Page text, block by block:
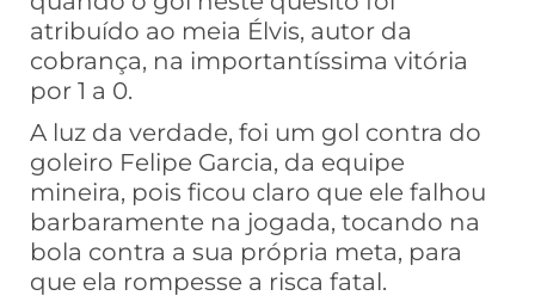
atribuído ao meia Élvis, autor da
cobrança, na importantíssima vitória
por 1 a 0.
A luz da verdade, foi um gol contra do
goleiro Felipe Garcia, da equipe
mineira, pois ficou claro que ele falhou
barbaramente na jogada, tocando na
bola contra a sua própria meta, para
que ela rompesse a risca fatal.